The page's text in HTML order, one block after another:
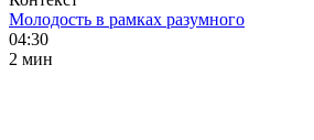
Молодость в рамках разумного
04:30
2 мин